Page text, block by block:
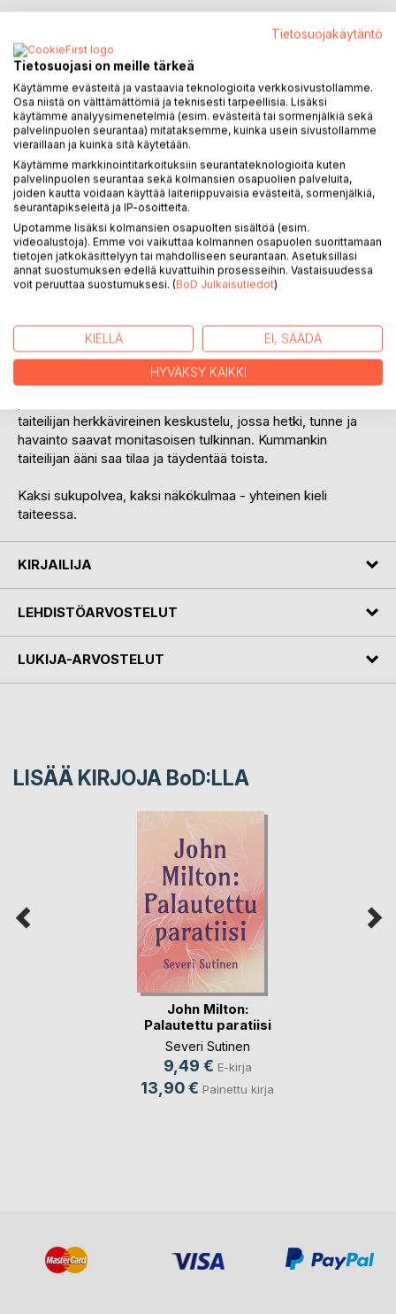
Lisää muistilistalle
Arvostele tuote
KUVAUS
Kosken ja kuvataiteilija Elsi Kavanagh'n ensimmäinen
varsinainen yhteisteos - vuoropuhelu sanojen ja kuvien
välillä. Useimmiten runo on ollut lähtökohta, joka on
innoittanut Elsin tarttumaan siveltimeen, ja toisinaan kuva on
taiteilijan herkkävireinen keskustelu, jossa hetki, tunne ja
havainto saavat monitasoisen tulkinnan. Kummankin
taiteilijan ääni saa tilaa ja täydentää toista.
Kaksi sukupolvea, kaksi näkökulmaa - yhteinen kieli
taiteessa.
KIRJAILIJA
LEHDISTÖARVOSTELUT
LUKIJA-ARVOSTELUT
LISÄÄ KIRJOJA BoD:LLA
John Milton:
Palautettu paratiisi
Severi Sutinen
9,49 € E-kirja
13,90 € Painettu kirja
Tietosuojakäytäntö
Tietosuojasi on meille tärkeä
Käytämme evästeitä ja vastaavia teknologioita verkkosivustollamme.
Osa niistä on välttämättömiä ja teknisesti tarpeellisia. Lisäksi
käytämme analyysimenetelmiä (esim. evästeitä tai sormenjälkiä sekä
palvelinpuolen seurantaa) mitataksemme, kuinka usein sivustollamme
vieraillaan ja kuinka sitä käytetään.
Käytämme markkinointitarkoituksiin seurantateknologioita kuten
palvelinpuolen seurantaa sekä kolmansien osapuolien palveluita,
joiden kautta voidaan käyttää laiteriippuvaisia evästeitä, sormenjälkiä,
seurantapikseleitä ja IP-osoitteita.
Upotamme lisäksi kolmansien osapuolten sisältöä (esim.
videoalustoja). Emme voi vaikuttaa kolmannen osapuolen suorittamaan
tietojen jatkokäsittelyyn tai mahdolliseen seurantaan. Asetuksillasi
annat suostumuksen edellä kuvattuihin prosesseihin. Vastaisuudessa
voit peruuttaa suostumuksesi. (BoD Julkaisutiedot)
KIELLÄ EI, SÄÄDÄ
HYVÄKSY KAIKKI